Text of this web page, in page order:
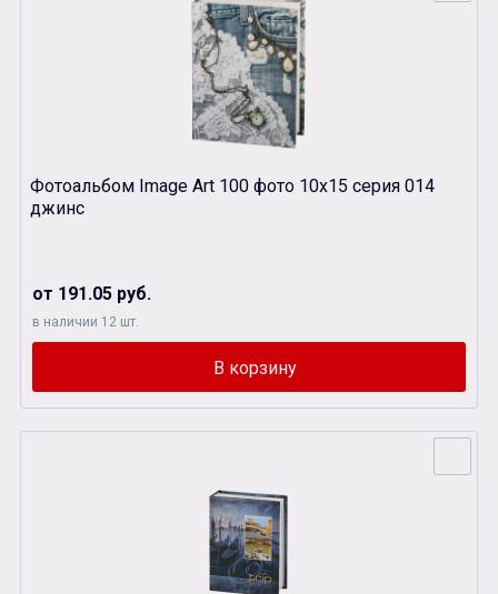
Фотоальбом Image Art 100 фото 10х15 серия 014
джинс
от 191.05 руб.
в наличии 12 шт.